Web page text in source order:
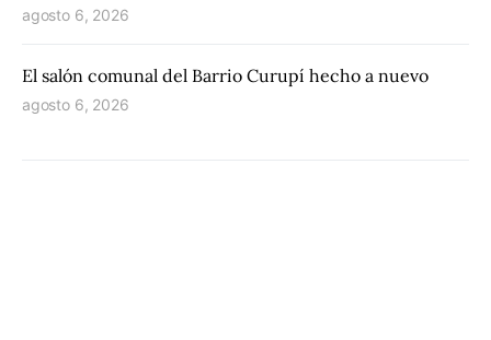
agosto 6, 2026
El salón comunal del Barrio Curupí hecho a nuevo
agosto 6, 2026